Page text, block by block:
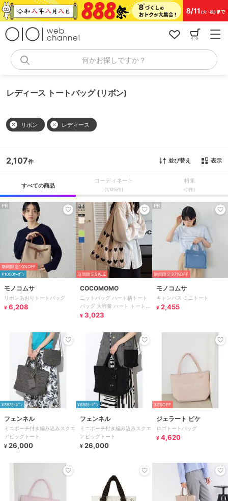
コ
ン
何かお探しですか？
レディース トートバッグ (リボン)
リボン レディース
2,107 並び替え 表示
すべての商品
コーディネート
(1,125件)
特集
(1件)
PR
期間限定10%OFF
¥1000ｸｰﾎﾟﾝ
モノコムサ
リボンあおりトートバッグ
¥ 6,208
PR
期間限定SALE
COCOMOMO
ニットバッグ ハート柄トート
バッグ 大容量 ハート トートバ
ッグ ケーブル編み ハート柄 ニ
¥ 3,023
PR
期間限定37%OFF
モノコムサ
キャンバス ミニトート
¥ 2,455
¥888ｸｰﾎﾟﾝ
フェンネル
ミニポーチ付き編み込みスクエ
アビッグトート
¥ 26,000
¥888ｸｰﾎﾟﾝ
フェンネル
ミニポーチ付き編み込みスクエ
アビッグトート
¥ 26,000
30%OFF
ジェラート ピケ
ロゴトートバッグ
¥ 4,620